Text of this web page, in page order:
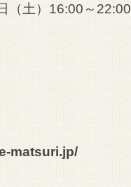
土）16:00～22:00
matsuri.jp/